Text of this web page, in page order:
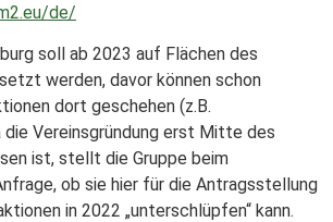
de/
soll ab 2023 auf Flächen des
werden, davor können schon
dort geschehen (z.B.
Vereinsgründung erst Mitte des
ist, stellt die Gruppe beim
ob sie hier für die Antragsstellung
in 2022 „unterschlüpfen“ kann.